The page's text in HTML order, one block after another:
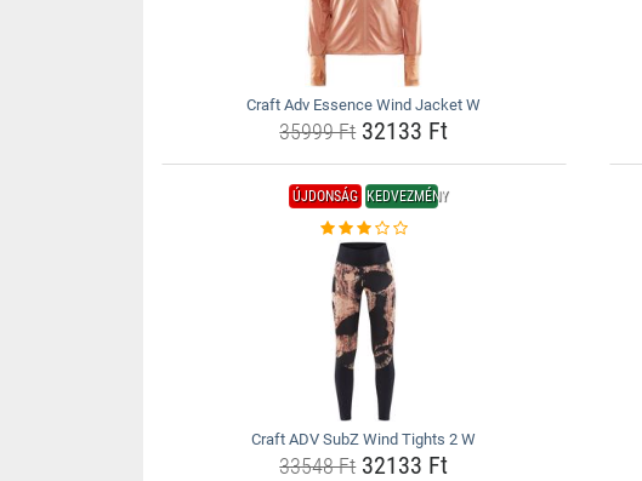
Craft Adv Essence Wind Jacket W
35999 Ft32133 Ft
ÚJDONSÁG KEDVEZMÉNY
Craft ADV SubZ Wind Tights 2 W
33548 Ft32133 Ft